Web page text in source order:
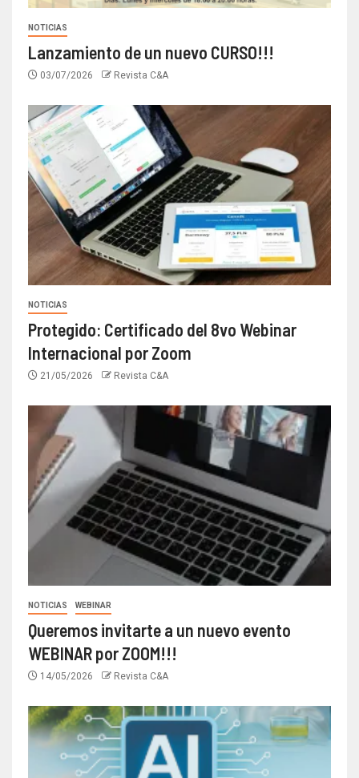
NOTICIAS
Lanzamiento de un nuevo CURSO!!!
03/07/2026 Revista C&A
NOTICIAS
Protegido: Certificado del 8vo Webinar
Internacional por Zoom
21/05/2026 Revista C&A
NOTICIAS WEBINAR
Queremos invitarte a un nuevo evento
WEBINAR por ZOOM!!!
14/05/2026 Revista C&A